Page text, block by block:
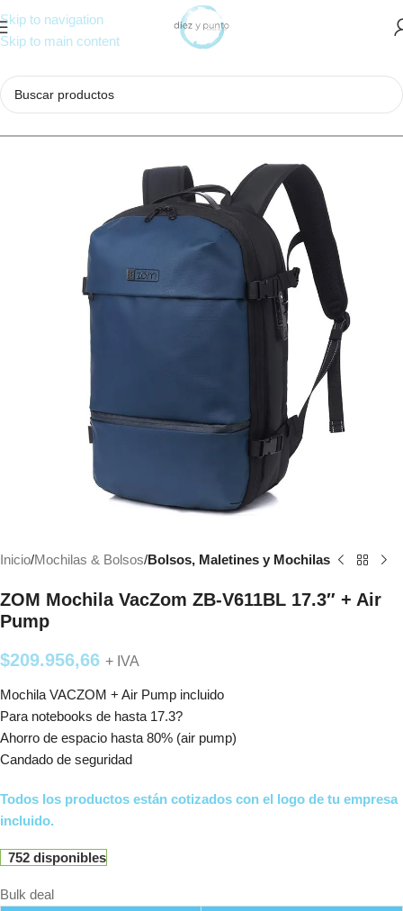
Skip to navigation
Skip to main content
Inicio Mochilas & Bolsos Bolsos, Maletines y Mochilas
ZOM Mochila VacZom ZB-V611BL 17.3″ + Air
Pump
$209.956,66 + IVA
Mochila VACZOM + Air Pump incluido
Para notebooks de hasta 17.3?
Ahorro de espacio hasta 80% (air pump)
Candado de seguridad
Todos los productos están cotizados con el logo de tu empresa
incluido.
752 disponibles
Bulk deal